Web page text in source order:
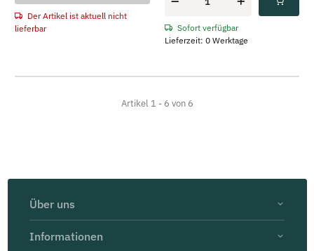
Der Artikel ist aktuell nicht
lieferbar
Sofort verfügbar
Lieferzeit: 0 Werktage
Artikel 1 - 6 von 6
Über uns
Informationen